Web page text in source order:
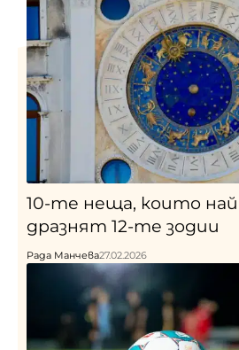
10-те неща, които
дразнят 12-те зодии
Рада Манчева27.02.2026